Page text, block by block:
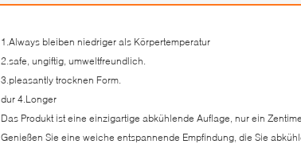
1.Always bleiben niedriger als Körpertemperatur
2.safe, ungiftig, umweltfreundlich.
3.pleasantly trocknen Form.
dur 4.Longer
Das Produkt ist eine einzigartige abkühlende Auflage, nur ein
Genießen Sie eine weiche entspannende Empfindung, die Sie